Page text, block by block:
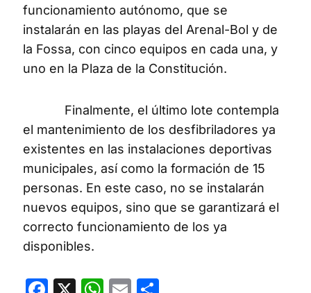
funcionamiento autónomo, que se
instalarán en las playas del Arenal-Bol y de
la Fossa, con cinco equipos en cada una, y
uno en la Plaza de la Constitución.
Finalmente, el último lote contempla
el mantenimiento de los desfibriladores ya
existentes en las instalaciones deportivas
municipales, así como la formación de 15
personas. En este caso, no se instalarán
nuevos equipos, sino que se garantizará el
correcto funcionamiento de los ya
disponibles.